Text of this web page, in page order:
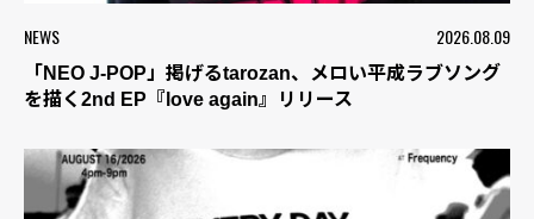
NEWS 2026.08.09
「NEO J-POP」掲げるtarozan、メロい平成ラブソング
を描く2nd EP『love again』リリース